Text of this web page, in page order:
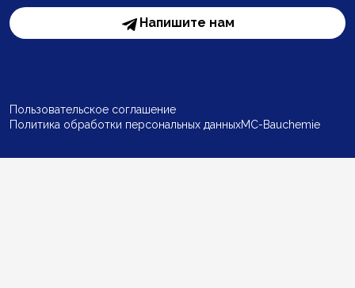
Напишите нам
Пользовательское соглашение
Политика обработки персональных данныхMC-Bauchemie